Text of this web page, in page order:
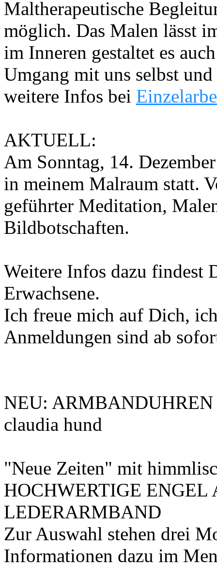
Maltherapeutische
möglich. Das Malen lässt
im Inneren gestaltet es
Umgang mit uns selbst
weitere Infos bei
AKTUELL:
Am Sonntag, 14.
in meinem Malraum statt.
geführter Meditation,
Bildbotschaften.
Weitere Infos dazu findest
Erwachsene.
Ich freue mich auf Dich,
Anmeldungen sind ab
NEU:
claudia hund
"Neue Zeiten" mit
HOCHWERTIGE
LEDERARMBAND
Zur Auswahl stehen drei
Informationen dazu im